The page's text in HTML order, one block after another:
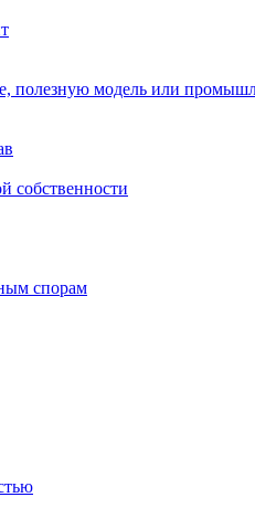
полезную модель или
собственности
спорам